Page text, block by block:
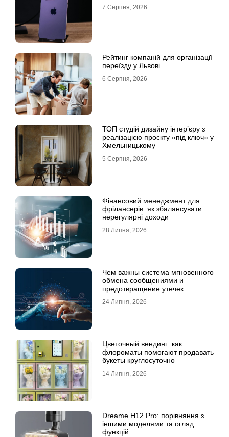
7 Серпня, 2026
Рейтинг компаній для організації
переїзду у Львові
6 Серпня, 2026
ТОП студій дизайну інтер’єру з
реалізацією проєкту «під ключ» у
Хмельницькому
5 Серпня, 2026
Фінансовий менеджмент для
фрілансерів: як збалансувати
нерегулярні доходи
28 Липня, 2026
Чем важны система мгновенного
обмена сообщениями и
предотвращение утечек
24 Липня, 2026
Цветочный вендинг: как
флороматы помогают продавать
букеты круглосуточно
14 Липня, 2026
Dreame H12 Pro: порівняння з
іншими моделями та огляд
функцій